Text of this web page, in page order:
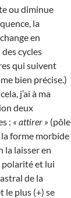
ou diminue
la
en
cycles
qui suivent
bien précise.)
j’ai à ma
deux
: « attirer » (pôle
forme morbide
la laisser en
polarité et lui
de la
le plus (+) se